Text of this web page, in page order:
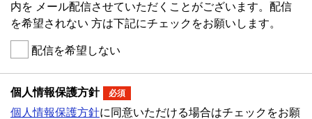
内を メール配信させていただくことがございます。配信
を希望されない 方は下記にチェックをお願いします。
配信を希望しない
個人情報保護方針 必須
個人情報保護方針に同意いただける場合はチェックをお願